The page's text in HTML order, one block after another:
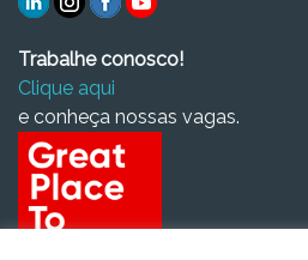
Trabalhe conosco!
Clique aqui
e conheça nossas vagas.